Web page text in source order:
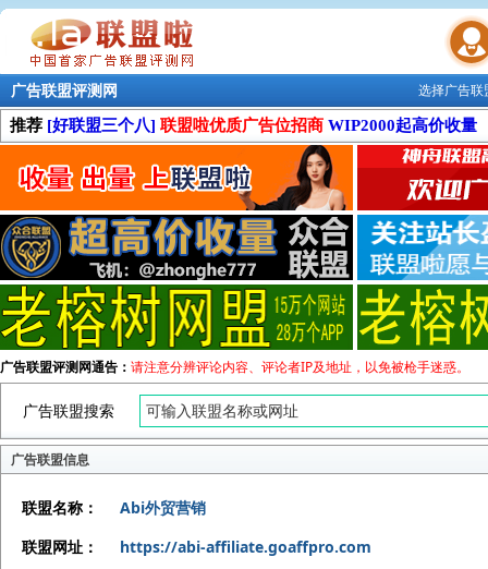
联盟学院
选择广告
广告联盟评测网
推荐 [好联盟三个八] 联盟啦优质广告位招商 WIP2000起高价收量
广告联盟评测网通告： 请注意分辨评论内容、评论者IP及地址，以免被枪手迷惑。
广告联盟搜索
广告联盟信息
联盟名称：
Abi外贸营销
联盟网址：
https://abi-affiliate.goaffpro.com